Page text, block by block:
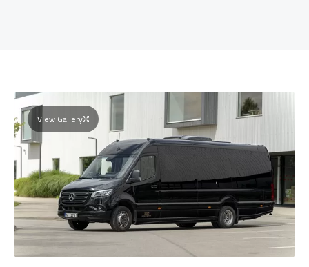
View Gallery